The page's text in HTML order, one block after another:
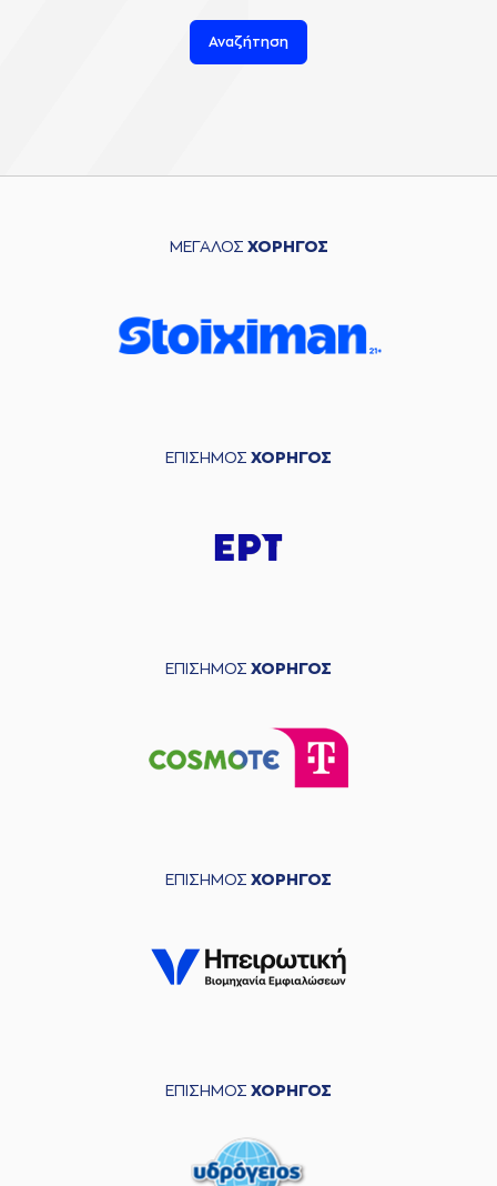
Αναζήτηση
ΜΕΓΑΛΟΣ ΧΟΡΗΓΟΣ
ΕΠΙΣΗΜΟΣ ΧΟΡΗΓΟΣ
ΕΠΙΣΗΜΟΣ ΧΟΡΗΓΟΣ
ΕΠΙΣΗΜΟΣ ΧΟΡΗΓΟΣ
ΕΠΙΣΗΜΟΣ ΧΟΡΗΓΟΣ